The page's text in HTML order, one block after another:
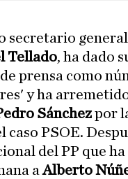
secretario general
Tellado, ha dado
prensa como
y ha
Sánchezpor
PSOE.
del PP que
aAlberto